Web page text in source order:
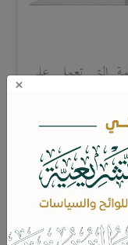
التي تعمل على
ووضع اليد المؤقت
أن تكون مساندة
من مزايا عديدة؛
المترابطة عبر
×